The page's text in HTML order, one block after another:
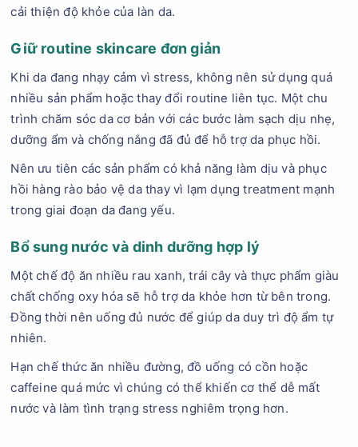
cải thiện độ khỏe của làn da.
Giữ routine skincare đơn giản
Khi da đang nhạy cảm vì stress, không nên sử dụng quá
nhiều sản phẩm hoặc thay đổi routine liên tục. Một chu
trình chăm sóc da cơ bản với các bước làm sạch dịu nhẹ,
dưỡng ẩm và chống nắng đã đủ để hỗ trợ da phục hồi.
Nên ưu tiên các sản phẩm có khả năng làm dịu và phục
hồi hàng rào bảo vệ da thay vì lạm dụng treatment mạnh
trong giai đoạn da đang yếu.
Bổ sung nước và dinh dưỡng hợp lý
Một chế độ ăn nhiều rau xanh, trái cây và thực phẩm giàu
chất chống oxy hóa sẽ hỗ trợ da khỏe hơn từ bên trong.
Đồng thời nên uống đủ nước để giúp da duy trì độ ẩm tự
nhiên.
Hạn chế thức ăn nhiều đường, đồ uống có cồn hoặc
caffeine quá mức vì chúng có thể khiến cơ thể dễ mất
nước và làm tình trạng stress nghiêm trọng hơn.